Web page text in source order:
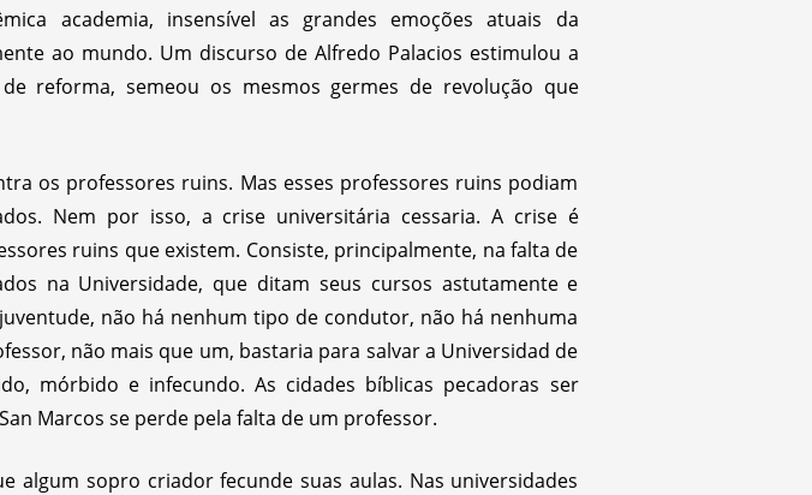
academia, insensível as grandes emoções atuais da
ao mundo. Um discurso de Alfredo Palacios estimulou a
reforma, semeou os mesmos germes de revolução que
os professores ruins. Mas esses professores ruins podiam
Nem por isso, a crise universitária cessaria. A crise é
ruins que existem. Consiste, principalmente, na falta de
na Universidade, que ditam seus cursos astutamente e
não há nenhum tipo de condutor, não há nenhuma
não mais que um, bastaria para salvar a Universidad de
mórbido e infecundo. As cidades bíblicas pecadoras ser
Marcos se perde pela falta de um professor.
algum sopro criador fecunde suas aulas. Nas universidades